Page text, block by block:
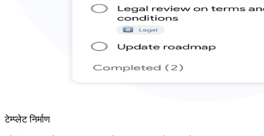
टेम्प्लेट निर्माण